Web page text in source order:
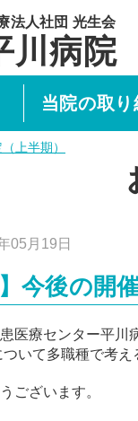
当院の取り
上半期）
05月19日
今後の開
医療センター平川
いて多職種で考え
ございます。